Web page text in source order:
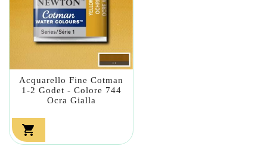
Acquarello Fine Cotman
1-2 Godet - Colore 744
Ocra Gialla
